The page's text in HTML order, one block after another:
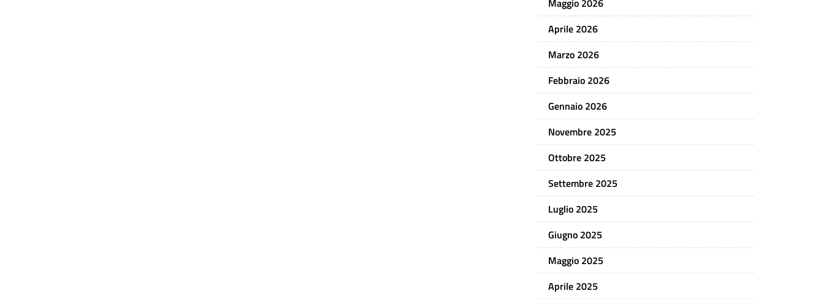
Maggio 2026
Aprile 2026
Marzo 2026
Febbraio 2026
Gennaio 2026
Novembre 2025
Ottobre 2025
Settembre 2025
Luglio 2025
Giugno 2025
Maggio 2025
Aprile 2025